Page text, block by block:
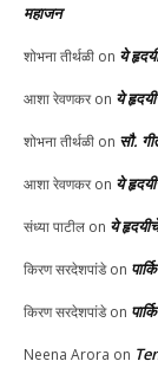
महाजन
शोभना तीर्थळी on ये
आशा रेवणकरon ये
शोभना तीर्थळी on सौ.
आशा रेवणकरon ये
संध्या पाटील on ये
किरण सरदेशपांडेon
किरण सरदेशपांडेon
Neena Arora on